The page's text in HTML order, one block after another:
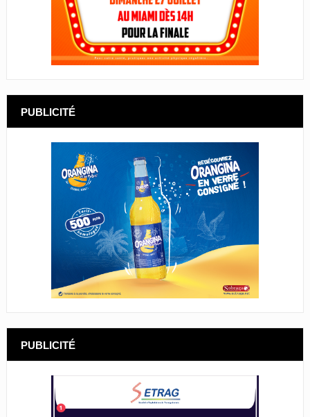
PUBLICITÉ
PUBLICITÉ